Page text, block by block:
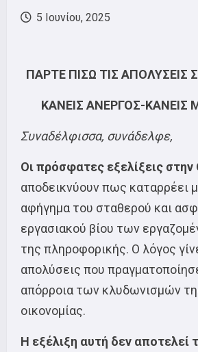
5 Ιουνίου, 2025
ΠΑΡΤΕ ΠΙΣΩ ΤΙΣ ΑΠΟΛΥΣΕΙΣ
ΚΑΝΕΙΣ ΑΝΕΡΓΟΣ-ΚΑΝΕΙΣ
Συναδέλφισσα, συνάδελφε,
Οι πρόσφατες εξελίξεις στην
αποδεικνύουν πως καταρρέει
αφήγημα του σταθερού και
εργασιακού βίου των
της πληροφορικής. Ο λόγος
απολύσεις που
απόρροια των κλυδωνισμών
οικονομίας.
Η εξέλιξη αυτή δεν αποτελεί